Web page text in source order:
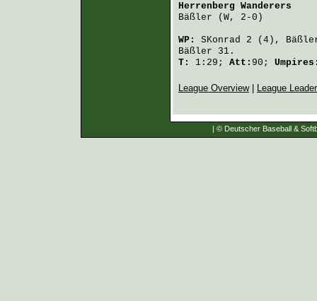
Herrenberg Wanderers
Bäßler (W, 2-0)
WP: SKonrad 2 (4),
Bäßler 31.
T:
1:29; Att: 90;
League Overview| League
| © Deutscher Baseball &